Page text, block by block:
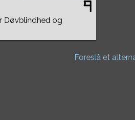
Døvblindhed og
Foreslå et